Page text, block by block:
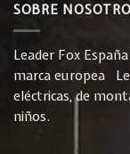
SOBRE
Leader Fox
marca europea
eléctricas, de
niños.